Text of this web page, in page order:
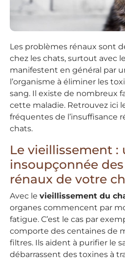
Les problèmes rénaux sont
chez les chats, surtout avec
manifestent en général par
l’organisme à éliminer les
sang. Il existe de nombreux
cette maladie. Retrouvez ici
fréquentes de l’insuffisance
chats.
Le vieillissement :
insoupçonnée
rénaux de votre
Avec le vieillissement du
organes commencent par
fatigue. C’est le cas par
comporte des centaines de
filtres. Ils aident à purifier le
débarrassent des toxines à